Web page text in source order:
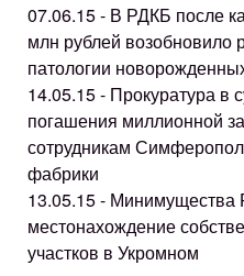
07.06.15 - В РДКБ после
млн рублей возобновило
патологии
14.05.15 - Прокуратура в
погашения миллионной
сотрудникам
фабрики
13.05.15 - Минимущества
местонахождение
участков в Укромном